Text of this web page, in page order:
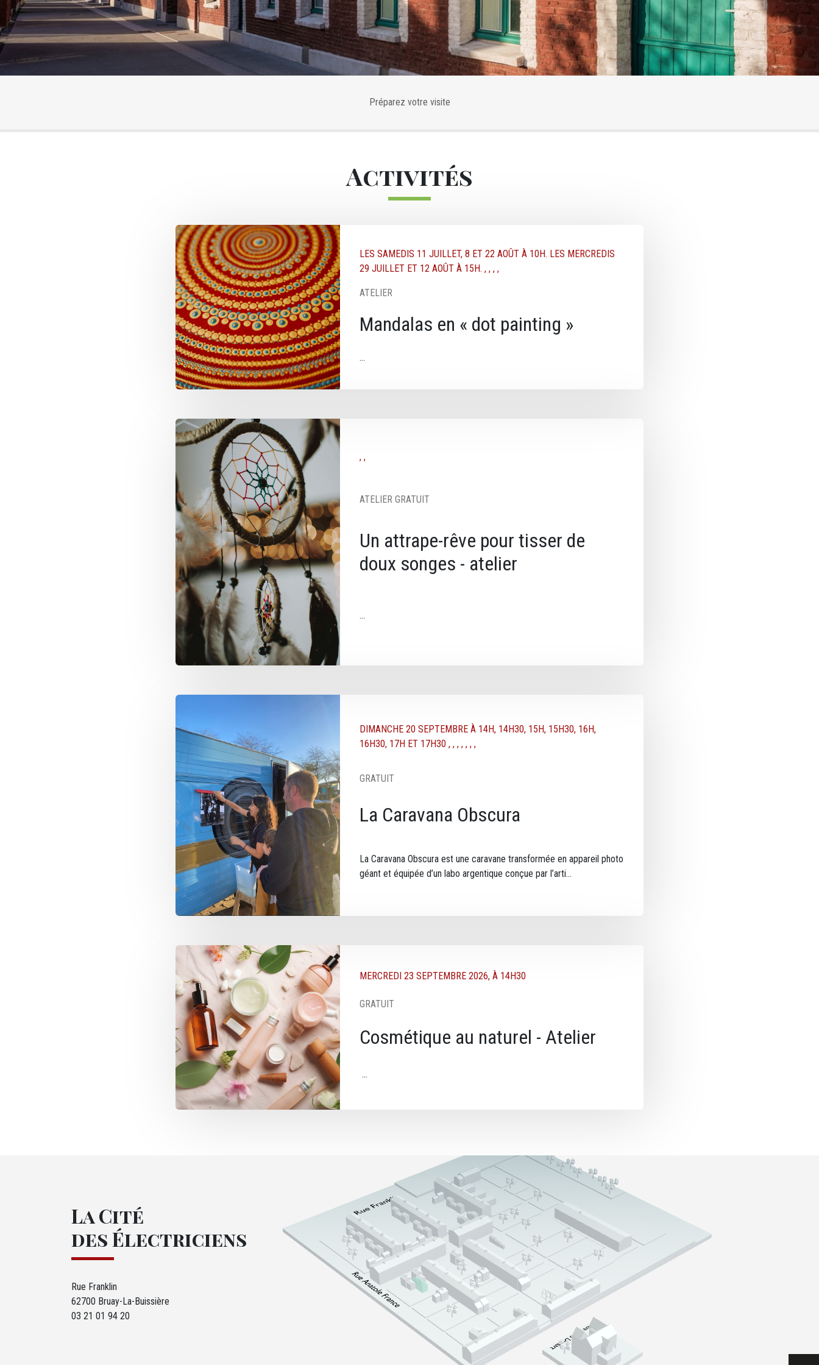
Préparez votre visite
Activités
Image
DATE TEXTE
LES SAMEDIS 11 JUILLET, 8 ET 22 AOÛT À 10H. LES MERCREDIS
29 JUILLET ET 12 AOÛT À 15H. , , , ,
ATELIER
Mandalas en « dot painting »
Image
, ,
ATELIER GRATUIT
Un attrape-rêve pour tisser de
doux songes - atelier
Image
DATE TEXTE
DIMANCHE 20 SEPTEMBRE À 14H, 14H30, 15H, 15H30, 16H,
16H30, 17H ET 17H30 , , , , , , ,
GRATUIT
La Caravana Obscura
La Caravana Obscura est une caravane transformée en appareil photo
géant et équipée d’un labo argentique conçue par l’arti
Image
DATE TEXTE
MERCREDI 23 SEPTEMBRE 2026, À 14H30
GRATUIT
Cosmétique au naturel - Atelier
La Cité
des Électriciens
Rue Franklin
62700 Bruay-La-Buissière
03 21 01 94 20